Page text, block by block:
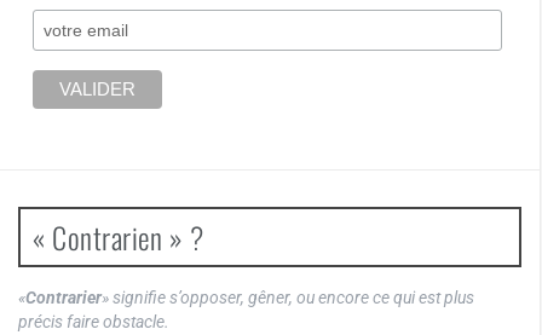
« Contrarien » ?
«Contrarier» signifie s’opposer, gêner, ou encore ce qui est plus
précis faire obstacle.